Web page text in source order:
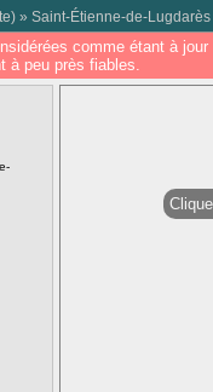
) » Saint-Étienne-de-Lugdarès
comme étant à
à peu près fiables.